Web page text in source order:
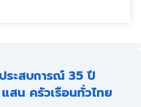
ะสบการณ์ 35 ปี
สน ครัวเรือนทั่วไทย